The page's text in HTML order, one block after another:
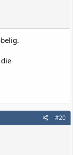
#20